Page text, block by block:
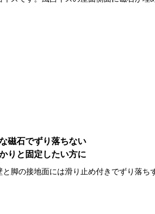
磁石でずり落ちない
りと固定したい方に
脚の接地面には滑り止め付きでずり落ち